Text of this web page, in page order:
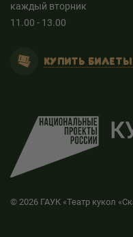
каждый вторник
11.00 - 13.00
КУПИТЬ БИЛЕТЫ
© 2026 ГАУК «Театр кукол